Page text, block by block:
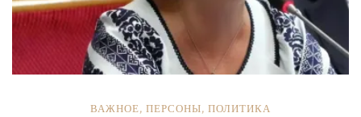
ВАЖНОЕ, ПЕРСОНЫ, ПОЛИТИКА